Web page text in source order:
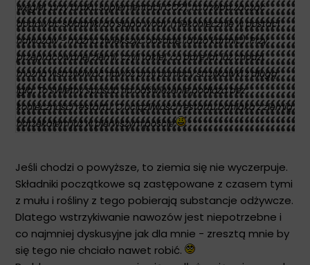
węgiel, przy braku suplementacji CO2), to trzeba zacząć
dodawać składniki do słupa wody (niekoniecznie w postaci
nawozów - można zwiększyć obsadę i dużo karmić). Przy
przepracowanej ziemii, czyli takiej, co parę lat już chodzi,
można wstrzykiwać nawóz przy pomocy strzykawki z długą
igłą. To świetny sposób na odświeżenie podłoża bez
konieczności restartu. O uciążliwości restartu baniaka z ziemią
narzekałem już w pierwszym poście
Jeśli chodzi o powyższe, to ziemia się nie wyczerpuje.
Składniki początkowe są zastępowane z czasem tymi
z mułu i rośliny z tego pobierają substancje odżywcze.
Dlatego wstrzykiwanie nawozów jest niepotrzebne i
co najmniej dyskusyjne jak dla mnie - zresztą mnie by
się tego nie chciało nawet robić.